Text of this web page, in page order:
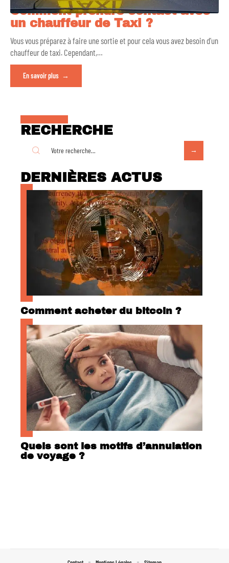
Comment prendre contact avec
un chauffeur de Taxi ?
Vous vous préparez à faire une sortie et pour cela vous avez besoin d’un
chauffeur de taxi. Cependant,…
En savoir plus
RECHERCHE
DERNIÈRES ACTUS
Comment acheter du bitcoin ?
Quels sont les motifs d’annulation
de voyage ?